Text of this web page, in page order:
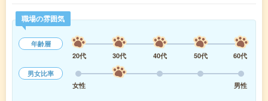
職場の雰囲気
年齢層
20代
30代 40代 50代
60代
男女比率
女性
男性